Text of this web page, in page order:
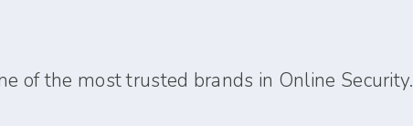
of the most trusted brands in Online Security.